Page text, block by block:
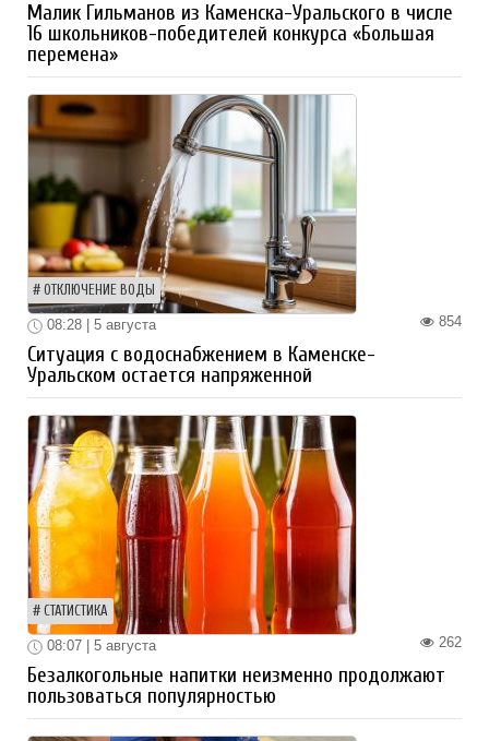
Малик Гильманов из Каменска-Уральского в числе
16 школьников-победителей конкурса «Большая
перемена»
ОТКЛЮЧЕНИЕ ВОДЫ
854
08:28 | 5 августа
Ситуация с водоснабжением в Каменске-
Уральском остается напряженной
СТАТИСТИКА
262
08:07 | 5 августа
Безалкогольные напитки неизменно продолжают
пользоваться популярностью